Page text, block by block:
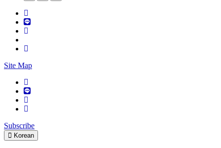
Site Map
Subscribe
Korean